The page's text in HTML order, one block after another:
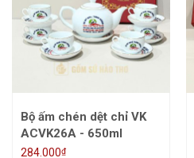
Bộ ấm chén dệt chỉ VK
ACVK26A - 650ml
284.000₫